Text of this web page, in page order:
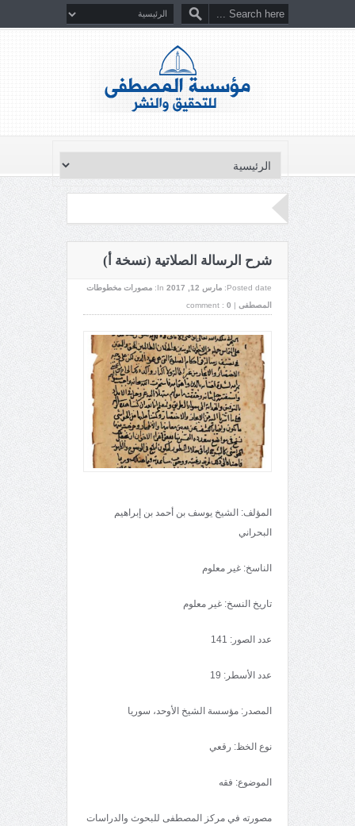
شرح الرسالة الصلاتية (نسخة أ)
Posted date: مارس 12, 2017 In:
مصورات مخطوطات
المصطفى |
comment : 0
المؤلف: الشيخ يوسف بن أحمد بن إبراهيم
البحراني
الناسخ: غير معلوم
تاريخ النسخ: غير معلوم
عدد الصور: 141
عدد الأسطر: 19
المصدر: مؤسسة الشيخ الأوحد، سوريا
نوع الخظ: رقعي
الموضوع: فقه
مصورته في مركز المصطفى للبحوث والدراسات